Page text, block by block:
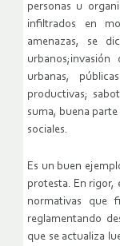
personas u
infiltrados en
amenazas, se
urbanos; invasión
urbanas,
productivas;
suma, buena
sociales.
Es un buen
protesta. En rigor,
normativas que
reglamentando
que se actualiza